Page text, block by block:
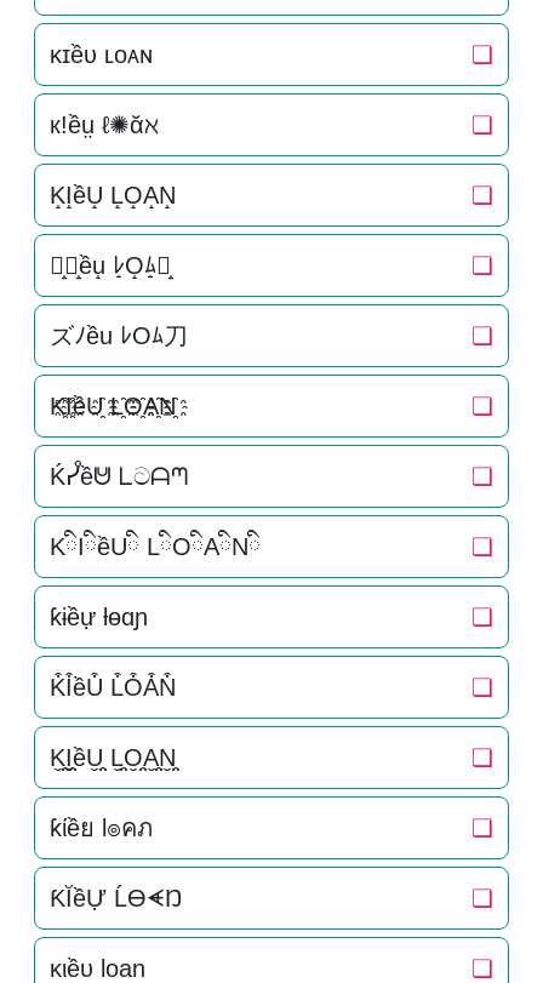
ᴋɪềᴜ ʟᴏᴀɴ ❏
к!ềṳ ℓ✺ᾰℵ ❏
K̝I̝ềU̝ L̝O̝A̝N̝ ❏
ズ̝ﾉ̝ều̝ ﾚ̝O̝ﾑ̝刀̝ ❏
ズﾉều ﾚOﾑ刀 ❏
K҈I҈ềU҈ L҈O҈A҈N҈ ❏
Ḱᓮềᕰ ᒪටᗩᘉ ❏
KིIིềUི LིOིAིNི ❏
ƙɨềự ƚɵɑɲ ❏
K͒I͒ềU͒ L͒O͒A͒N͒ ❏
K̬̤̯I̬̤̯ềU̬̤̯ L̬̤̯O̬̤̯A̬̤̯N̬̤̯ ❏
ƙίềย l๏คภ ❏
ƘĬềỰ ĹƟᗛŊ ❏
ĸιềυ loan ❏